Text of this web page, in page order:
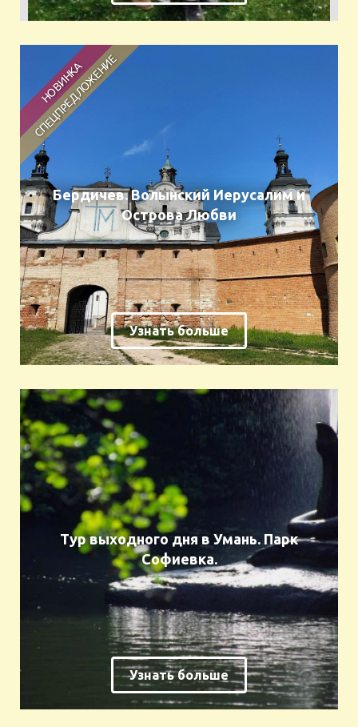
Бердичев. Волынский Иерусалим и
Острова Любви
Узнать больше
Тур выходного дня в Умань. Парк
Софиевка.
Узнать больше